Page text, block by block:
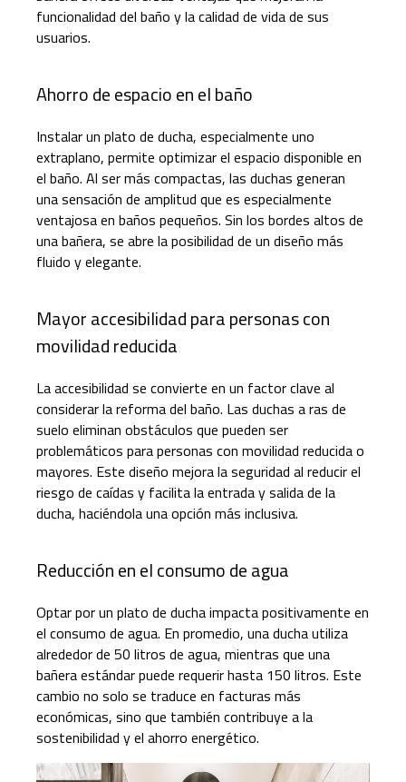
funcionalidad del baño y la calidad de vida de sus
usuarios.
Ahorro de espacio en el baño
Instalar un plato de ducha, especialmente uno
extraplano, permite optimizar el espacio disponible en
el baño. Al ser más compactas, las duchas generan
una sensación de amplitud que es especialmente
ventajosa en baños pequeños. Sin los bordes altos de
una bañera, se abre la posibilidad de un diseño más
fluido y elegante.
Mayor accesibilidad para personas con
movilidad reducida
La accesibilidad se convierte en un factor clave al
considerar la reforma del baño. Las duchas a ras de
suelo eliminan obstáculos que pueden ser
problemáticos para personas con movilidad reducida o
mayores. Este diseño mejora la seguridad al reducir el
riesgo de caídas y facilita la entrada y salida de la
ducha, haciéndola una opción más inclusiva.
Reducción en el consumo de agua
Optar por un plato de ducha impacta positivamente en
el consumo de agua. En promedio, una ducha utiliza
alrededor de 50 litros de agua, mientras que una
bañera estándar puede requerir hasta 150 litros. Este
cambio no solo se traduce en facturas más
económicas, sino que también contribuye a la
sostenibilidad y el ahorro energético.